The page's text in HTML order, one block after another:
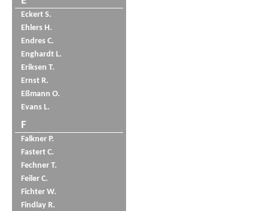
Eckert S.
Ehlers H.
Endres C.
Enghardt L.
Eriksen T.
Ernst R.
Eßmann O.
Evans L.
F
Falkner P.
Fastert C.
Fechner T.
Feiler C.
Fichter W.
Findlay R.